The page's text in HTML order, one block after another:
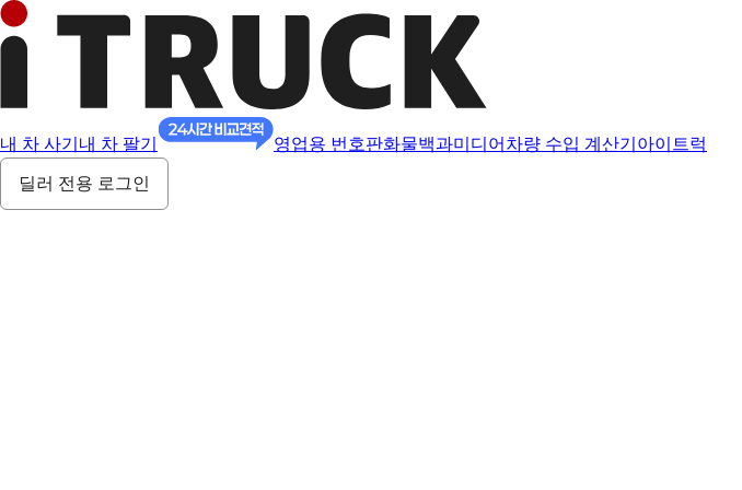
내 차 사기 내 차 팔기 영업용 번호판화물백과미디어 차량 수입 계산기 아이트럭
딜러 전용 로그인